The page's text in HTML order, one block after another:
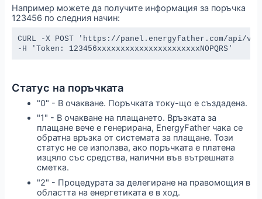
Например можете да получите информация за поръчка
123456 по следния начин:
CURL -X POST 'https://panel.energyfather.com/api/
-H 'Token: 123456xxxxxxxxxxxxxxxxxxxxxxNOPQRS'
Статус на поръчката
"0" - В очакване. Поръчката току-що е създадена.
"1" - В очакване на плащането. Връзката за
плащане вече е генерирана, EnergyFather чака се
обратна връзка от системата за плащане. Този
статус не се използва, ако поръчката е платена
изцяло със средства, налични във вътрешната
сметка.
"2" - Процедурата за делегиране на правомощия в
областта на енергетиката е в ход.